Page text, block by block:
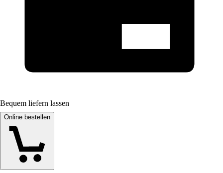
Bequem liefern lassen
Online bestellen